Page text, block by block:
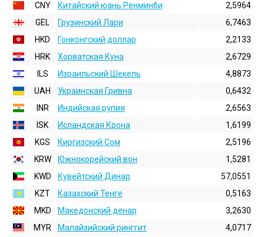
CNY
Китайский юань Ренминби
2,5964
GEL
Грузинский Лари
6,7463
HKD
Гонконгский доллаp
2,2133
HRK
Хорватская Куна
2,6729
ILS
Израильский Шекель
4,8873
UAH
Украинская Гривна
0,6432
INR
Индийская pупия
2,6563
ISK
Исландская Крона
1,6199
KGS
Киргизский Сом
2,5196
KRW
Южнокорейский вон
1,5281
KWD
Кувейтский Динар
57,0551
KZT
Казахский Тенге
0,5163
MKD
Македонский денар
3,2630
MYR
Малайзийский ринггит
4,0717